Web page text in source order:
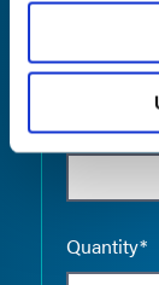
Product
Quantity*